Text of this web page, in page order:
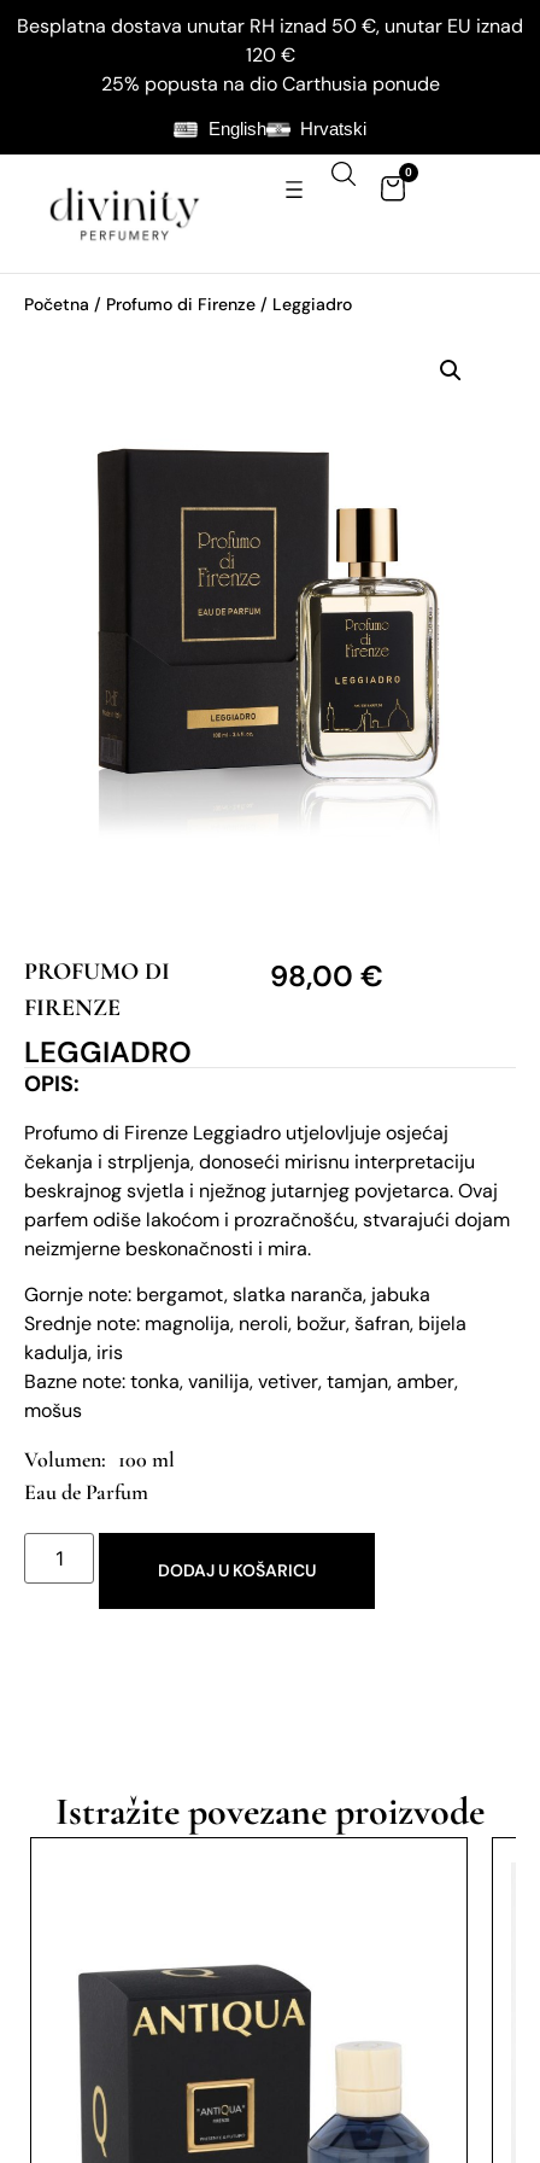
Besplatna dostava unutar RH iznad 50 €, unutar EU iznad
120 €
25% popusta na dio Carthusia ponude
English Hrvatski
0
Početna / Profumo di Firenze / Leggiadro
PROFUMO DI
FIRENZE
LEGGIADRO
98,00 €
OPIS:
Profumo di Firenze Leggiadro utjelovljuje osjećaj
čekanja i strpljenja, donoseći mirisnu interpretaciju
beskrajnog svjetla i nježnog jutarnjeg povjetarca. Ovaj
parfem odiše lakoćom i prozračnošću, stvarajući dojam
neizmjerne beskonačnosti i mira.
Gornje note: bergamot, slatka naranča, jabuka
Srednje note: magnolija, neroli, božur, šafran, bijela
kadulja, iris
Bazne note: tonka, vanilija, vetiver, tamjan, amber,
mošus
100 ml
Eau de Parfum
DODAJ U KOŠARICU
Istražite povezane proizvode